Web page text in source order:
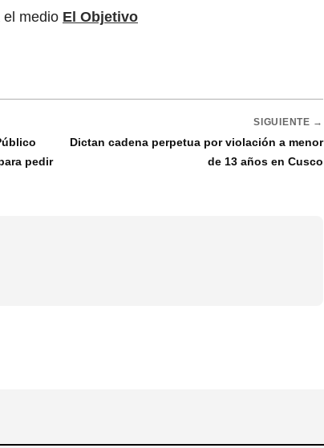
el medio El Objetivo
pedir
SIGUIENTE →
Dictan cadena perpetua por violación a menor
de 13 años en Cusco